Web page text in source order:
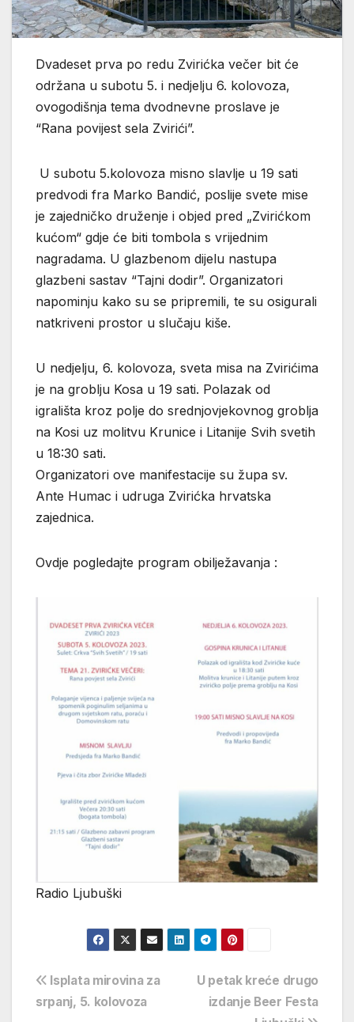
Dvadeset prva po redu Zvirićka večer bit će
održana u subotu 5. i nedjelju 6. kolovoza,
ovogodišnja tema dvodnevne proslave je
“Rana povijest sela Zvirići”.
U subotu 5.kolovoza misno slavlje u 19 sati
predvodi fra Marko Bandić, poslije svete mise
je zajedničko druženje i objed pred „Zvirićkom
kućom“ gdje će biti tombola s vrijednim
nagradama. U glazbenom dijelu nastupa
glazbeni sastav “Tajni dodir”. Organizatori
napominju kako su se pripremili, te su osigurali
natkriveni prostor u slučaju kiše.
U nedjelju, 6. kolovoza, sveta misa na Zvirićima
je na groblju Kosa u 19 sati. Polazak od
igrališta kroz polje do srednjovjekovnog groblja
na Kosi uz molitvu Krunice i Litanije Svih svetih
u 18:30 sati.
Organizatori ove manifestacije su župa sv.
Ante Humac i udruga Zvirićka hrvatska
zajednica.
Ovdje pogledajte program obilježavanja :
Radio Ljubuški
Navigacija
U petak kreće drugo
izdanje Beer Festa
Isplata mirovina za
srpanj, 5. kolovoza